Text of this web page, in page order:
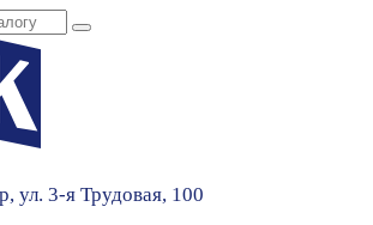
ул. 3-я Трудовая, 100